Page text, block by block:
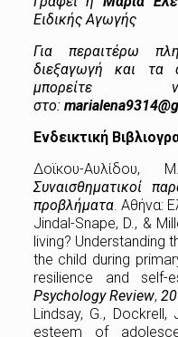
Ειδικής Αγωγής
Για περαιτέρω
διεξαγωγή και τα
μπορείτε
στο:
Ενδεικτική
Δοϊκου-
Συναισθηματικοί
προβλήματα. Αθήνα:
Jindal-Snape, D., &
living? Understanding
the child during
resilience and
Psychology Review, 20
Lindsay, G.,
esteem of